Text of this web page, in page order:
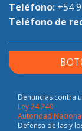
Teléfono: +54
Teléfono de
Denuncias contra
Ley 24.240
Autoridad
Defensa de las y